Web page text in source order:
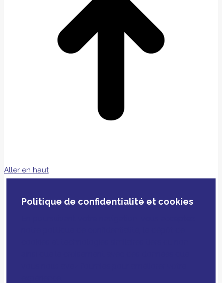
Aller en haut
Politique de confidentialité et cookies